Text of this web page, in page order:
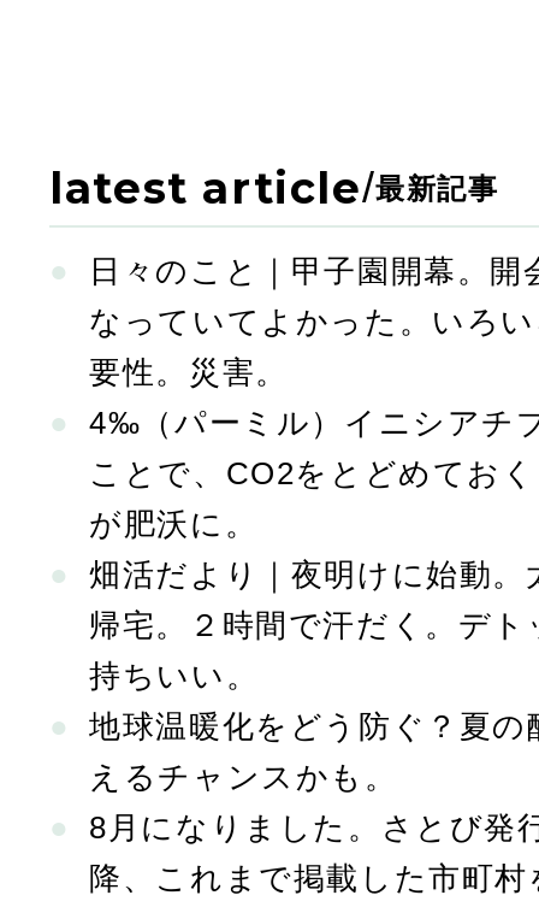
latest article/最新記事
日々のこと｜甲子園開幕。
なっていてよかった。いろ
要性。災害。
4‰（パーミル）イニシアチ
ことで、CO2をとどめてお
が肥沃に。
畑活だより｜夜明けに始動
帰宅。２時間で汗だく。デ
持ちいい。
地球温暖化をどう防ぐ？夏
えるチャンスかも。
8月になりました。さとび発
降、これまで掲載した市町